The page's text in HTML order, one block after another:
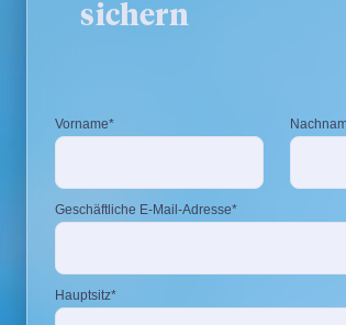
sichern